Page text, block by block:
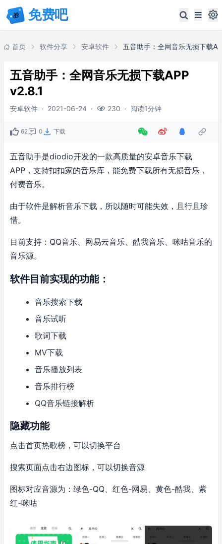
首页 软件分享 安卓软件 五音助手：全网音乐无损下载
五音助手：全网音乐无损下载APP
v2.8.1
安卓软件 · 2021-06-24 · 230 · 阅读1分钟
62 0 下载
五音助手是diodio开发的一款高质量的安卓音乐下载
APP，支持扣扣家的音乐库，能免费下载所有无损音乐，
付费音乐。
由于软件是解析音乐下载，所以随时可能失效，且行且珍
惜。
目前支持：QQ音乐、网易云音乐、酷我音乐、咪咕音乐的
音乐源。
软件目前实现的功能：
音乐搜索下载
音乐试听
歌词下载
MV下载
音乐播放列表
音乐排行榜
QQ音乐链接解析
隐藏功能
点击首页热歌榜，可以切换平台
搜索页面点击右边图标，可以切换音源
图标对应音源为 ： 绿色-QQ、 红色-网易、 黄色-酷我、 紫
红-咪咕